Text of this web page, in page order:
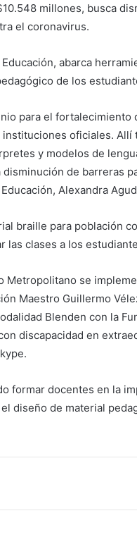
millones, busca
el coronavirus.
abarca
de los
para el
oficiales. Allí
y modelos de
de barreras
Alexandra
braille para población
clases a los
se
Maestro Guillermo
Blenden con la
discapacidad en
formar docentes en la
diseño de material